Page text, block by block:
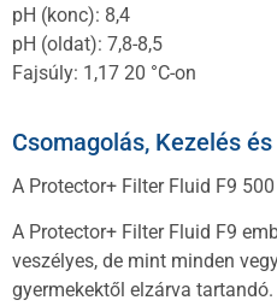
pH (konc): 8,4
pH (oldat): 7,8-8,5
Fajsúly: 1,17 20 °C-on
Csomagolás, Kezelés
A Protector+ Filter Fluid F9
A Protector+ Filter Fluid F9
veszélyes, de mint minden
gyermekektől elzárva